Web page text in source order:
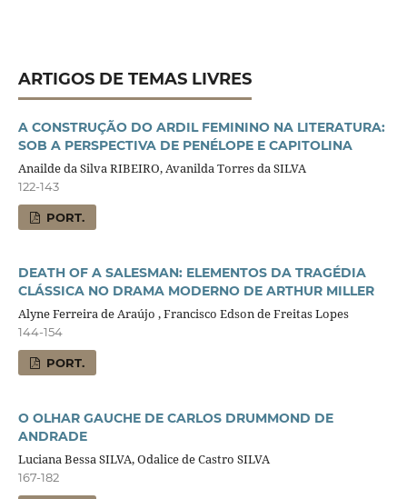
ARTIGOS DE TEMAS LIVRES
A CONSTRUÇÃO DO ARDIL FEMININO NA LITERATURA:
SOB A PERSPECTIVA DE PENÉLOPE E CAPITOLINA
Anailde da Silva RIBEIRO, Avanilda Torres da SILVA
122-143
PORT.
DEATH OF A SALESMAN: ELEMENTOS DA TRAGÉDIA
CLÁSSICA NO DRAMA MODERNO DE ARTHUR MILLER
Alyne Ferreira de Araújo , Francisco Edson de Freitas Lopes
144-154
PORT.
O OLHAR GAUCHE DE CARLOS DRUMMOND DE
ANDRADE
Luciana Bessa SILVA, Odalice de Castro SILVA
167-182